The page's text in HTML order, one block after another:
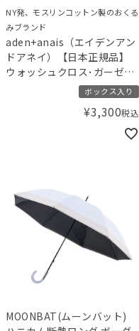
NY発、モスリンコットン製のおくる
みブランド
aden+anais（エイデンアン
ドアネイ）【日本正規品】
ウォッシュクロス･ガーゼハ
ンカチ 2枚セット gelato
pique ジェラートピケ スト
ボックス入り
¥3,300税込
MOONBAT(ムーンバット)